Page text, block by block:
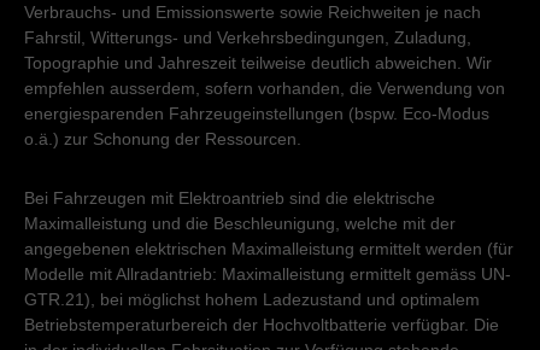
Verbrauchs- und Emissionswerte sowie Reichweiten je nach
Fahrstil, Witterungs- und Verkehrsbedingungen, Zuladung,
Topographie und Jahreszeit teilweise deutlich abweichen. Wir
empfehlen ausserdem, sofern vorhanden, die Verwendung von
energiesparenden Fahrzeugeinstellungen (bspw. Eco-Modus
o.ä.) zur Schonung der Ressourcen.
Bei Fahrzeugen mit Elektroantrieb sind die elektrische
Maximalleistung und die Beschleunigung, welche mit der
angegebenen elektrischen Maximalleistung ermittelt werden (für
Modelle mit Allradantrieb: Maximalleistung ermittelt gemäss UN-
GTR.21), bei möglichst hohem Ladezustand und optimalem
Betriebstemperaturbereich der Hochvoltbatterie verfügbar. Die